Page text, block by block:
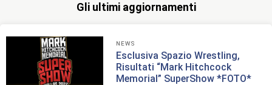
Gli ultimi aggiornamenti
NEWS
Esclusiva Spazio Wrestling,
Risultati “Mark Hitchcock
Memorial” SuperShow *FOTO*